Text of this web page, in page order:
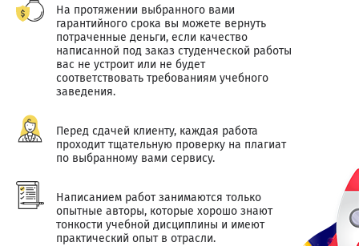
На протяжении выбранного вами
гарантийного срока вы можете вернуть
потраченные деньги, если качество
написанной под заказ студенческой работы
вас не устроит или не будет
соответствовать требованиям учебного
заведения.
Перед сдачей клиенту, каждая работа
проходит тщательную проверку на плагиат
по выбранному вами сервису.
Написанием работ занимаются только
опытные авторы, которые хорошо знают
тонкости учебной дисциплины и имеют
практический опыт в отрасли.